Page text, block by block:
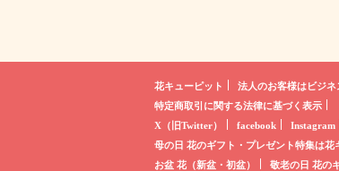
花キューピット 法人のお客様はビジネ
特定商取引に関する法律に基づく表示
X（旧Twitter）
facebook Instagram
母の日 花のギフト・プレゼント特集は花
お盆 花（新盆・初盆）
敬老の日 花の